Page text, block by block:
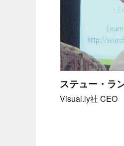
ステュー・ラ
Visual.ly社 CEO